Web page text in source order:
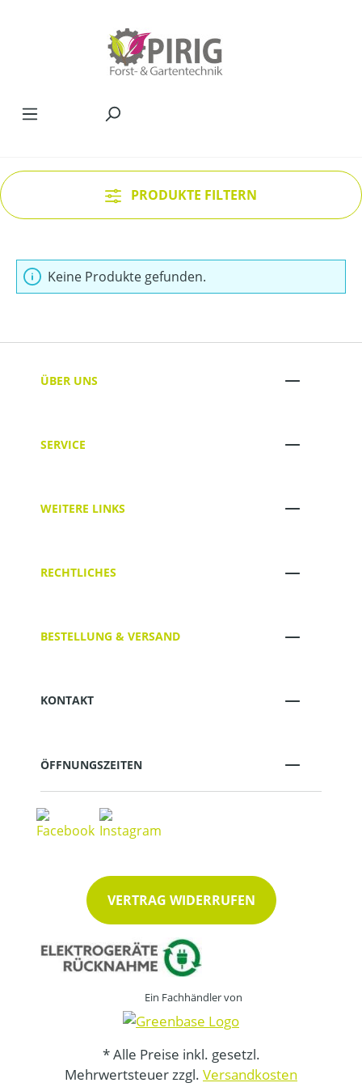
PRODUKTE FILTERN
Keine Produkte gefunden.
ÜBER UNS
SERVICE
WEITERE LINKS
RECHTLICHES
BESTELLUNG & VERSAND
KONTAKT
ÖFFNUNGSZEITEN
VERTRAG WIDERRUFEN
Ein Fachhändler von
* Alle Preise inkl. gesetzl.
Mehrwertsteuer zzgl. Versandkosten